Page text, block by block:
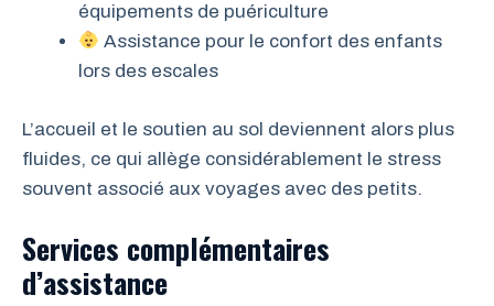
équipements de puériculture
Assistance pour le confort des enfants
lors des escales
L’accueil et le soutien au sol deviennent alors plus
fluides, ce qui allège considérablement le stress
souvent associé aux voyages avec des petits.
Services complémentaires
d’assistance